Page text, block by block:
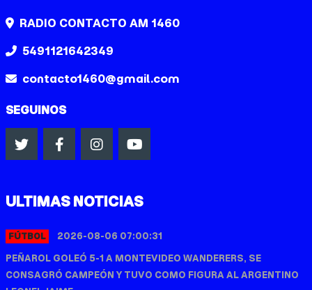
RADIO CONTACTO AM 1460
5491121642349
contacto1460@gmail.com
SEGUINOS
ULTIMAS NOTICIAS
FÚTBOL
2026-08-06 07:00:31
PEÑAROL GOLEÓ 5-1 A MONTEVIDEO WANDERERS, SE
CONSAGRÓ CAMPEÓN Y TUVO COMO FIGURA AL ARGENTINO